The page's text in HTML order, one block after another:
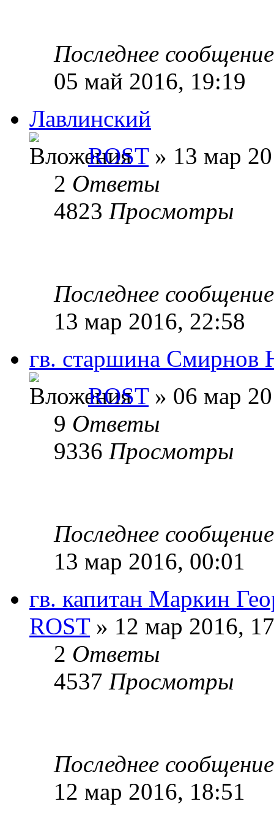
Последнее
05 май 2016, 19:19
Лавлинский
ROST» 13 мар
2 Ответы
4823 Просмотры
Последнее
13 мар 2016, 22:58
гв. старшина Смирнов
ROST» 06 мар
9 Ответы
9336 Просмотры
Последнее
13 мар 2016, 00:01
гв. капитан Маркин
ROST» 12 мар 2016,
2 Ответы
4537 Просмотры
Последнее
12 мар 2016, 18:51